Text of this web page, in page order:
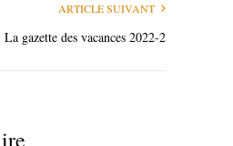
ARTICLE SUIVANT
gazette des vacances 2022-2